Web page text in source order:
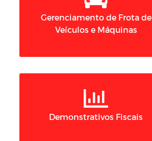
Gerenciamento de Frota de
Veículos e Máquinas
Demonstrativos Fiscais